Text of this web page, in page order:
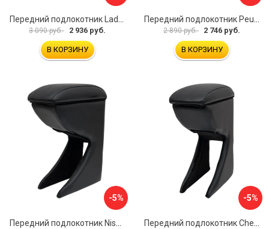
3 090 руб. 2 936 руб.
В КОРЗИНУ
2 890 руб. 2 746 руб.
В КОРЗИНУ
-5%
Передний подлокотник Nissan Almera 2013- AVTOLIDER1 PP-Nissan-Almera-13-01
-5%
Передний подлокотник Chevrolet Spark 2005-2009 AVTOLIDER1 PP-Chevrolet-Spark-01